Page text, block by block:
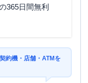
365日間無利
約機・店舗・ATMを